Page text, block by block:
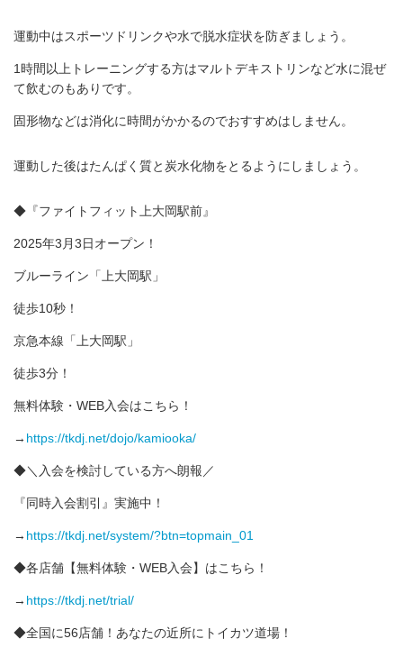
運動中はスポーツドリンクや水で脱水症状を防ぎましょう。
1時間以上トレーニングする方はマルトデキストリンなど水に混ぜ
て飲むのもありです。
固形物などは消化に時間がかかるのでおすすめはしません。
運動した後はたんぱく質と炭水化物をとるようにしましょう。
◆『ファイトフィット上大岡駅前』
2025年3月3日オープン！
ブルーライン「上大岡駅」
徒歩10秒！
京急本線「上大岡駅」
徒歩3分！
無料体験・WEB入会はこちら！
→ https://tkdj.net/dojo/kamiooka/
◆＼入会を検討している方へ朗報／
『同時入会割引』実施中！
→ https://tkdj.net/system/?btn=topmain_01
◆各店舗【無料体験・WEB入会】はこちら！
→ https://tkdj.net/trial/
◆全国に56店舗！あなたの近所にトイカツ道場！